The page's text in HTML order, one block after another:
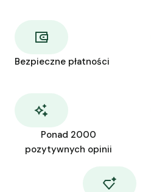
Bezpieczne płatności
Ponad 2000
pozytywnych opinii